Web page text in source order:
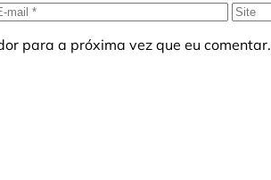
Site
para a próxima vez que eu comentar.